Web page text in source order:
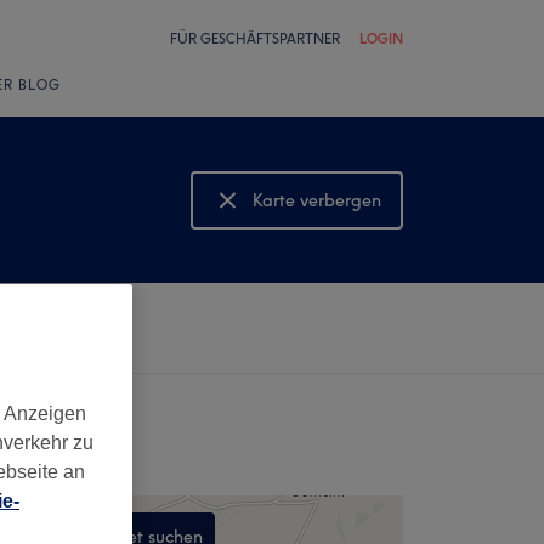
FÜR GESCHÄFTSPARTNER LOGIN
BLOG
Karte verbergen
Karte anzeigen
In diesem Gebiet suchen
zu
an